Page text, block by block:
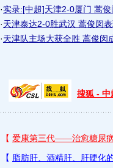
·实录:[中超]天津2-0厦门 蒿俊
·天津泰达2-0胜武汉 蒿俊闵
·天津队主场大获全胜 蒿俊闵
搜狐 - 中